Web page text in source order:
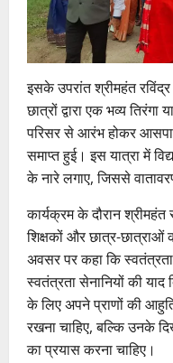
इसके उपरांत श्रीमहंत
छात्रों द्वारा एक भव्य
परिसर से आरंभ होकर
समाप्त हुई। इस यात्रा में
के नारे लगाए, जिससे
कार्यक्रम के दौरान
शिक्षकों और छात्र-छात्राओं
अवसर पर कहा कि
स्वतंत्रता सेनानियों की याद
के लिए अपने प्राणों की
रखना चाहिए, बल्कि उनके
का प्रयास करना चाहिए।